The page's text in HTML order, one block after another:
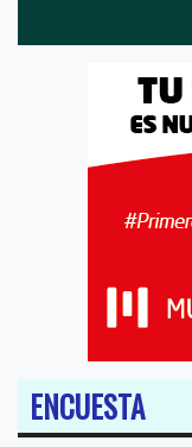
ENCUESTA